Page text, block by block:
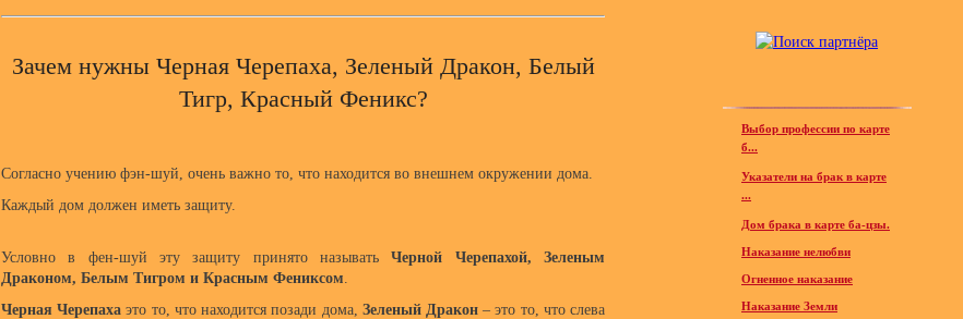
Зачем нужны Черная Черепаха, Зеленый Дракон, Белый
Тигр, Красный Феникс?
Согласно учению фэн-шуй, очень важно то, что находится во внешнем окружении дома.
Каждый дом должен иметь защиту.
Условно в фен-шуй эту защиту принято называтьЧерной Черепахой, Зеленым
Драконом, Белым Тигром и Красным Фениксом.
Черная Черепаха это то, что находится позади дома, Зеленый Дракон– это то, что слева
Выбор профессии по карте
б...
Указатели на брак в карте
...
Дом брака в карте ба-цзы.
Наказание нелюбви
Огненное наказание
Наказание Земли